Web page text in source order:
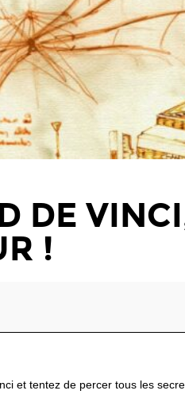
DE
!
et tentez de percer tous les